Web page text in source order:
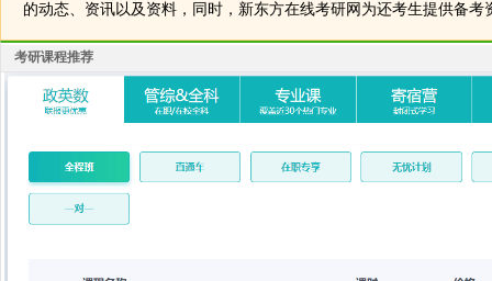
的动态、资讯以及资料，同时，新东方在线考研网为还考生提供备考
考研课程推荐